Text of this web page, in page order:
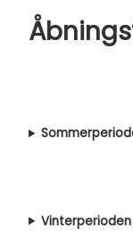
Vinterperioden